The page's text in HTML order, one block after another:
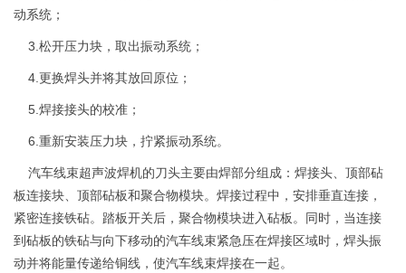
动系统；
3.松开压力块，取出振动系统；
4.更换焊头并将其放回原位；
5.焊接接头的校准；
6.重新安装压力块，拧紧振动系统。
汽车线束超声波焊机的刀头主要由焊部分组成：焊接头、顶部砧
板连接块、顶部砧板和聚合物模块。焊接过程中，安排垂直连接，
紧密连接铁砧。踏板开关后，聚合物模块进入砧板。同时，当连接
到砧板的铁砧与向下移动的汽车线束紧急压在焊接区域时，焊头振
动并将能量传递给铜线，使汽车线束焊接在一起。